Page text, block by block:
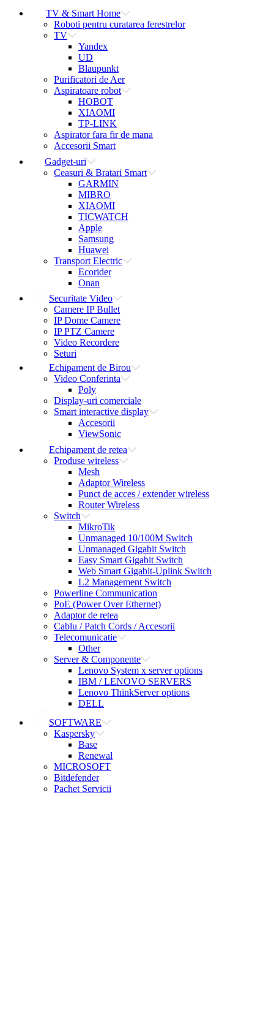
TV & Smart Home
Roboti pentru curatarea ferestrelor
TV
Yandex
UD
Blaupunkt
Purificatori de Aer
Aspiratoare robot
HOBOT
XIAOMI
TP-LINK
Aspirator fara fir de mana
Accesorii Smart
Gadget-uri
Ceasuri & Bratari Smart
GARMIN
MIBRO
XIAOMI
TICWATCH
Apple
Samsung
Huawei
Transport Electric
Ecorider
Onan
Securitate Video
Camere IP Bullet
IP Dome Camere
IP PTZ Camere
Video Recordere
Seturi
Echipament de Birou
Video Conferinta
Poly
Display-uri comerciale
Smart interactive display
Accesorii
ViewSonic
Echipament de retea
Produse wireless
Mesh
Adaptor Wireless
Punct de acces / extender wireless
Router Wireless
Switch
MikroTik
Unmanaged 10/100M Switch
Unmanaged Gigabit Switch
Easy Smart Gigabit Switch
Web Smart Gigabit-Uplink Switch
L2 Management Switch
Powerline Communication
PoE (Power Over Ethernet)
Adaptor de retea
Cablu / Patch Cords / Accesorii
Telecomunicatie
Other
Server & Componente
Lenovo System x server options
IBM / LENOVO SERVERS
Lenovo ThinkServer options
DELL
SOFTWARE
Kaspersky
Base
Renewal
MICROSOFT
Bitdefender
Pachet Servicii